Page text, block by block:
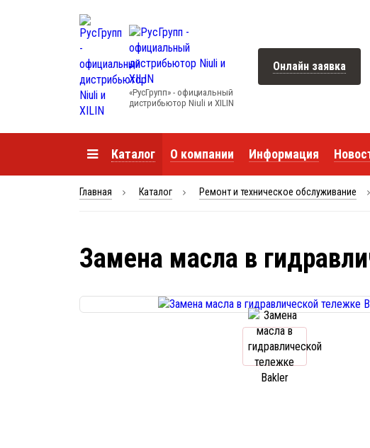
«РусГрупп» - официальный
диcтрибьютор Niuli и XILIN
Онлайн заявка
Каталог О компании Информация
Главная Каталог Ремонт и техническое обслуживание
Замена масла в